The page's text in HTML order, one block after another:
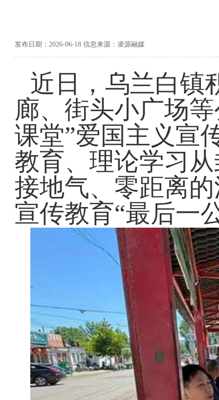
发布日期：2026-06-18 信息来源：凌源融媒
近日，乌兰白镇
廊、街头小广场
课堂”爱国主义宣
教育、理论学习
接地气、零距离
宣传教育“最后一